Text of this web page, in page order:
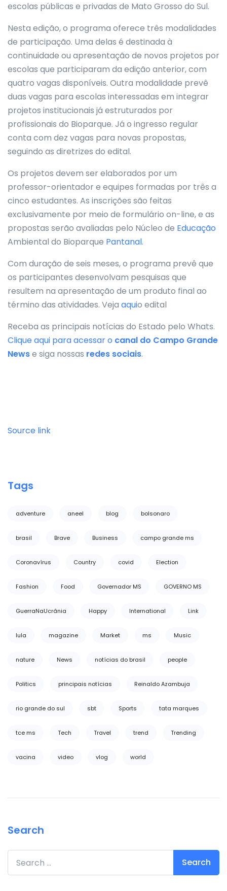
escolas públicas e privadas de Mato Grosso do Sul.
Nesta edição, o programa oferece três modalidades
de participação. Uma delas é destinada à
continuidade ou apresentação de novos projetos por
escolas que participaram da edição anterior, com
quatro vagas disponíveis. Outra modalidade prevê
duas vagas para escolas interessadas em integrar
projetos institucionais já estruturados por
profissionais do Bioparque. Já o ingresso regular
conta com dez vagas para novas propostas,
seguindo as diretrizes do edital.
Os projetos devem ser elaborados por um
professor-orientador e equipes formadas por três a
cinco estudantes. As inscrições são feitas
exclusivamente por meio de formulário on-line, e as
propostas serão avaliadas pelo Núcleo de Educação
Ambiental do Bioparque Pantanal.
Com duração de seis meses, o programa prevê que
os participantes desenvolvam pesquisas que
resultem na apresentação de um produto final ao
término das atividades. Veja aquio edital
Receba as principais notícias do Estado pelo Whats.
Clique aqui para acessar o canal do Campo Grande
Newse siga nossas redes sociais.
Source link
Tags
adventure aneel blog bolsonaro
brasil Brave Business campo grande ms
Coronavírus Country covid Election
Fashion Food Governador MS GOVERNO MS
GuerraNaUcrânia Happy International Link
lula magazine Market ms Music
nature News notícias do brasil people
Politics principais notícias Reinaldo Azambuja
rio grande do sul sbt Sports tata marques
tce ms Tech Travel trend Trending
vacina video vlog world
Search
Search for: